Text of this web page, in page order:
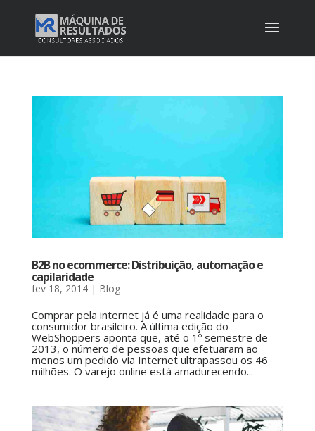
B2B no ecommerce: Distribuição, automação e
capilaridade
fev 18, 2014| Blog
Comprar pela internet já é uma realidade para o
consumidor brasileiro. A última edição do
WebShoppers aponta que, até o 1º semestre de
2013, o número de pessoas que efetuaram ao
menos um pedido via Internet ultrapassou os 46
milhões. O varejo online está amadurecendo...